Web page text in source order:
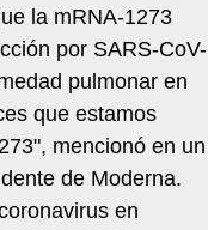
la mRNA-1273
por SARS-CoV-
pulmonar en
que estamos
mencionó en un
de Moderna.
en